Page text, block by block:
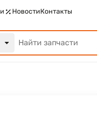
НовостиКонтакты